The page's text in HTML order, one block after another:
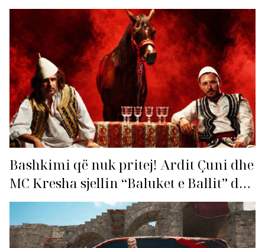
Bashkimi që nuk pritej! Ardit Çuni dhe
MC Kresha sjellin “Baluket e Ballit” dhe
ndezin rrjetin!